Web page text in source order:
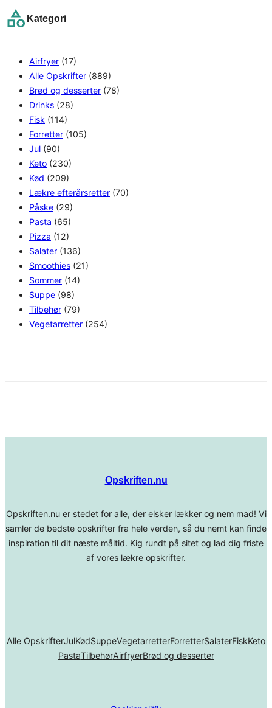
c
Kategori
Airfryer (17)
Alle Opskrifter (889)
Brød og desserter (78)
Drinks (28)
Fisk (114)
Forretter (105)
Jul (90)
Keto (230)
Kød (209)
Lækre efterårsretter (70)
Påske (29)
Pasta (65)
Pizza (12)
Salater (136)
Smoothies (21)
Sommer (14)
Suppe (98)
Tilbehør (79)
Vegetarretter (254)
Opskriften.nu
Opskriften.nu er stedet for alle, der elsker lækker og nem mad! Vi
samler de bedste opskrifter fra hele verden, så du nemt kan finde
inspiration til dit næste måltid. Kig rundt på sitet og lad dig friste
af vores lækre opskrifter.
Alle OpskrifterJulKødSuppeVegetarretterForretterSalaterFiskKeto
PastaTilbehørAirfryerBrød og desserter